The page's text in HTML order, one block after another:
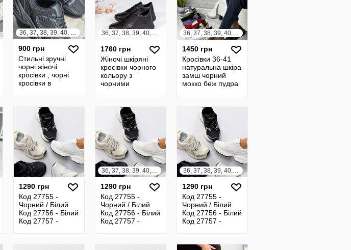
36, 37, 38, 39, 40, 41
900 грн
Стильні зручні
чорні жіночі
кросівки , чорні
кросівки в
новинка
36, 37, 38, 39, 40, 41
1760 грн
Жіночі шкіряні
кросівки чорного
кольору з
чорними
36, 37, 38, 39, 40, 41
1450 грн
Кросівки 36-41
натуральна шкіра
замш чорний
мокко беж пудра
чорний
1290 грн
Код 27755 -
Чорний / Білий
Код 27756 - Білий
Код 27757 -
36, 37, 38, 39, 40, 41
1290 грн
Код 27755 -
Чорний / Білий
Код 27756 - Білий
Код 27757 -
36, 37, 38, 39, 40, 41
1290 грн
Код 27755 -
Чорний / Білий
Код 27756 - Білий
Код 27757 -
Розміри 36-41